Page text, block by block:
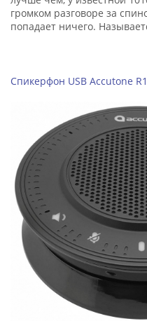
громком разговоре за
попадает ничего.
Спикерфон USB Accutone